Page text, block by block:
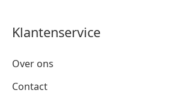
Klantenservice
Over ons
Contact